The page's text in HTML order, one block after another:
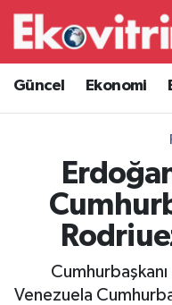
Güncel Ekonomi
Venezuela
Güncel
Ekonomi
Borsa Haberleri
İş Dünyası
Lojistik
Otovitrin
Hava Durumu
Trafik Durumu
Süper Lig Puan
Tüm Manşetler
Son Dakika
Haber Arşivi